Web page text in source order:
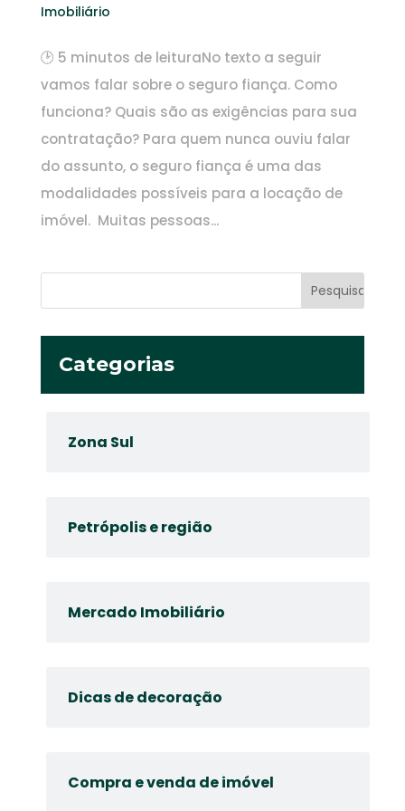
Imobiliário
🕑 5 minutos de leituraNo texto a seguir
vamos falar sobre o seguro fiança. Como
funciona? Quais são as exigências para sua
contratação? Para quem nunca ouviu falar
do assunto, o seguro fiança é uma das
modalidades possíveis para a locação de
imóvel. Muitas pessoas...
Categorias
Zona Sul
Petrópolis e região
Mercado Imobiliário
Dicas de decoração
Compra e venda de imóvel